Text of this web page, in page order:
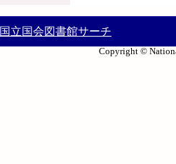
国立国会図書館サーチ
Copyright ©